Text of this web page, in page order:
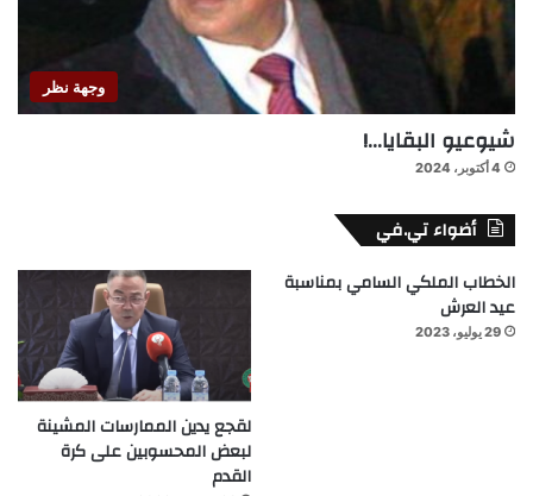
وجهة نظر
شيوعيو البقايا…!
4 أكتوبر، 2024
أضواء تي.في
الخطاب الملكي السامي بمناسبة
عيد العرش
29 يوليو، 2023
لقجع يدين الممارسات المشينة
لبعض المحسوبين على كرة
القدم